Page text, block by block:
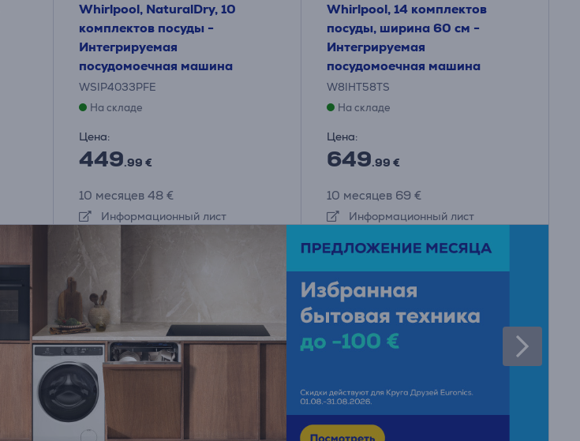
Whirlpool, NaturalDry, 10
комплектов посуды -
Интегрируемая
посудомоечная машина
WSIP4033PFE
На складе
Цена:
449.99 €
10 месяцев 48 €
Информационный лист
Whirlpool, 14 комплектов
посуды, ширина 60 см -
Интегрируемая
посудомоечная машина
W8IHT58TS
На складе
Цена:
649.99 €
10 месяцев 69 €
Информационный лист